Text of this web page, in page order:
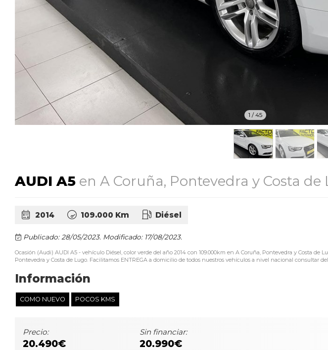
1 /45
AUDI A5 en A Coruña, Pontevedra y Costa de
2014 109.000 Km Diésel
Publicado: 28/05/2023. Modificado: 17/08/2023.
Ocasión (Audi) AUDI A5 - vehículo Diésel, color verde del año 2014 con 109.000km en A Coruña, Pontevedra y Costa de
Pontevedra y Costa de Lugo. Facilitamos ENTREGA a domicilio de todos nuestros vehículos a nivel nacional consultar
Información
COMO NUEVO POCOS KMS
Precio:
20.490€
Sin financiar:
20.990€